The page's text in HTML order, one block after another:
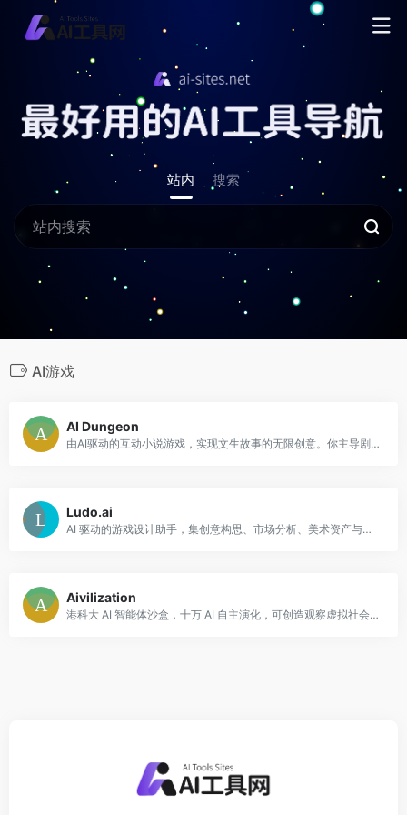
站内 搜索
AI游戏
AI Dungeon
由AI驱动的互动小说游戏，实现文生故事的无限创意。你主导剧情，AI创造世界，提供沉浸式角色扮演的独特体验。
Ludo.ai
AI 驱动的游戏设计助手，集创意构思、市场分析、美术资产与代码生成于一体的综合平台。
Aivilization
港科大 AI 智能体沙盒，十万 AI 自主演化，可创造观察虚拟社会。